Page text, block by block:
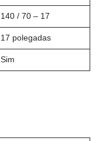
140 / 70 – 17
17 polegadas
Sim